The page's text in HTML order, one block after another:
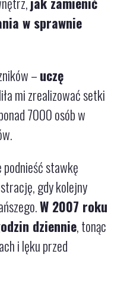
w sprawnie
–uczę
mi zrealizować setki
7000 osób w
stawkę
gdy kolejny
W 2007 roku
dziennie, tonąc
i lęku przed